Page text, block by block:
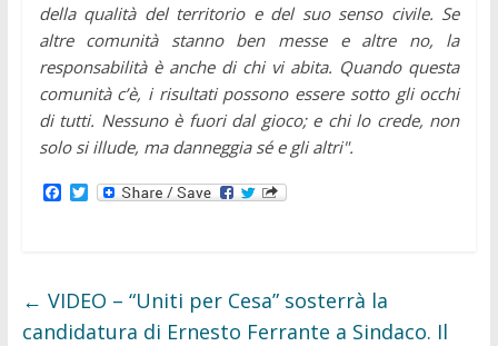
della qualità del territorio e del suo senso civile. Se
altre comunità stanno ben messe e altre no, la
responsabilità è anche di chi vi abita. Quando questa
comunità c’è, i risultati possono essere sotto gli occhi
di tutti. Nessuno è fuori dal gioco; e chi lo crede, non
solo si illude, ma danneggia sé e gli altri".
F
a
o
k
T
w
r
← VIDEO – “Uniti per Cesa” sosterrà la
candidatura di Ernesto Ferrante a Sindaco. Il